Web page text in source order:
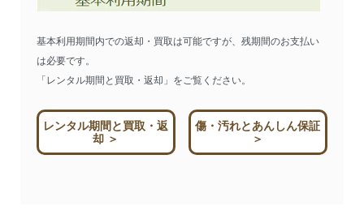
基本利用期間内での返却・買取は可能ですが、残期間のお支払い
は必要です。
「レンタル期間と買取・返却」をご覧ください。
レンタル期間と買取・返
却 ＞
傷・汚れとあんしん保証
＞